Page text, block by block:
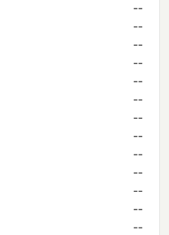
--
--
--
--
--
--
--
--
--
--
--
--
--